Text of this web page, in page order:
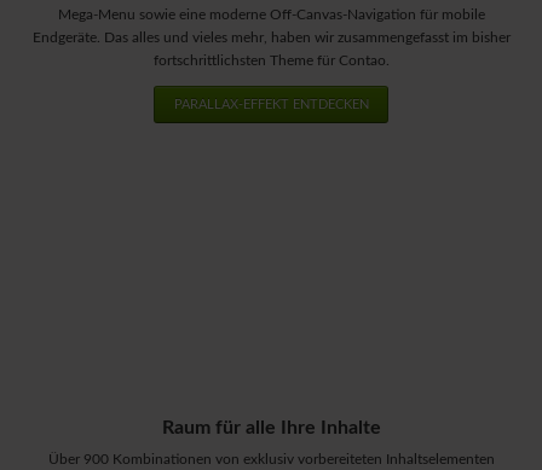
Mega-Menu sowie eine moderne Off-Canvas-Navigation für mobile
Endgeräte. Das alles und vieles mehr, haben wir zusammengefasst im bisher
fortschrittlichsten Theme für Contao.
PARALLAX-EFFEKT ENTDECKEN
Raum für alle Ihre Inhalte
Über 900 Kombinationen von exklusiv vorbereiteten Inhaltselementen